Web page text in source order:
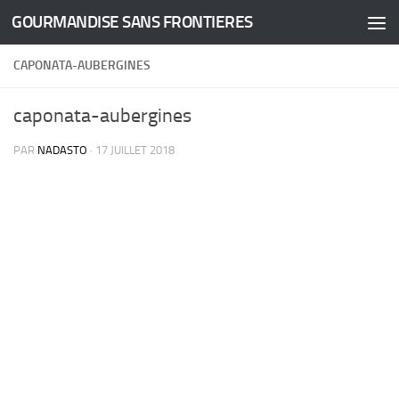
Skip to content
GOURMANDISE SANS FRONTIERES
CAPONATA-AUBERGINES
caponata-aubergines
PAR NADASTO · 17 JUILLET 2018